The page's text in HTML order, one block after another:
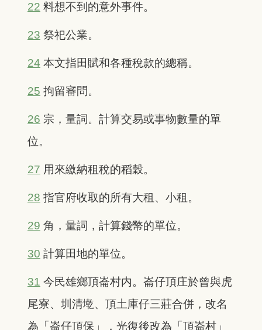
22 料想不到的意外事件。
23 祭祀公業。
24 本文指田賦和各種稅款的總稱。
25 拘留審問。
26 宗，量詞。計算交易或事物數量的單
位。
27 用來繳納租稅的稻穀。
28 指官府收取的所有大租、小租。
29 角，量詞，計算錢幣的單位。
30 計算田地的單位。
31 今民雄鄉頂崙村内。崙仔頂庄於曾與虎
尾寮、圳清墘、頂土庫仔三莊合併，改名
為「崙仔頂保」，光復後改為「頂崙村」